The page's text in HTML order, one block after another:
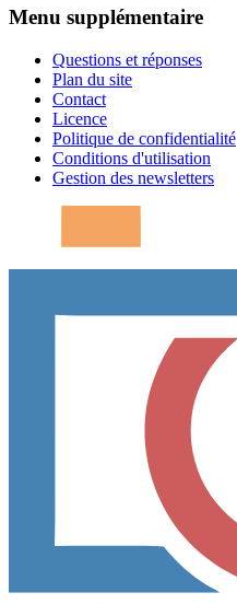
Menu supplémentaire
Questions et réponses
Plan du site
Contact
Licence
Politique de confidentialité
Conditions d'utilisation
Gestion des newsletters